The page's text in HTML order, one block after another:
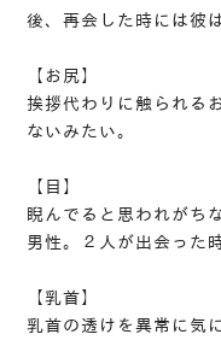
後、再会した時には彼
【お尻】
挨拶代わりに触られる
ないみたい。
【目】
睨んでると思われがち
男性。２人が出会った
【乳首】
乳首の透けを異常に気